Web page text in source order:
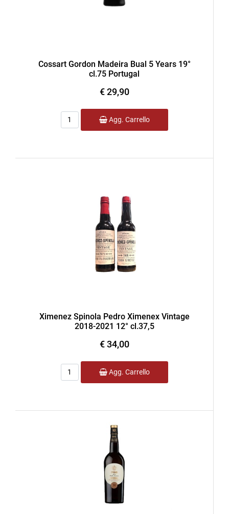
Cossart Gordon Madeira Bual 5 Years 19°
cl.75 Portugal
€ 29,90
Quantità
Agg. Carrello
Ximenez Spinola Pedro Ximenex Vintage
2018-2021 12° cl.37,5
€ 34,00
Quantità
Agg. Carrello